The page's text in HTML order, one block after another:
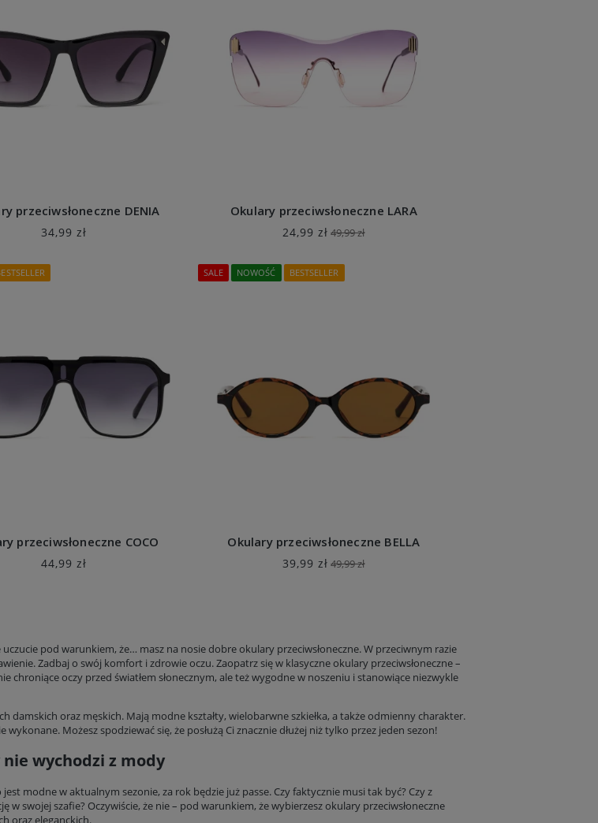
przeciwsłoneczne DENIA
34,99 zł
Okulary przeciwsłoneczne LARA
24,99 zł 49,99 zł
przeciwsłoneczne COCO
44,99 zł
Okulary przeciwsłoneczne BELLA
39,99 zł 49,99 zł
SALE NOWOŚĆ BESTSELLER
uczucie pod warunkiem, że… masz na nosie dobre okulary przeciwsłoneczne. W przeciwnym razie
Zadbaj o swój komfort i zdrowie oczu. Zaopatrz się w klasyczne okulary przeciwsłoneczne –
chroniące oczy przed światłem słonecznym, ale też wygodne w noszeniu i stanowiące niezwykle
damskich oraz męskich. Mają modne kształty, wielobarwne szkiełka, a także odmienny charakter.
Możesz spodziewać się, że posłużą Ci znacznie dłużej niż tylko przez jeden sezon!
wychodzi z mody
modne w aktualnym sezonie, za rok będzie już passe. Czy faktycznie musi tak być? Czy z
swojej szafie? Oczywiście, że nie – pod warunkiem, że wybierzesz okulary przeciwsłoneczne
oraz eleganckich.